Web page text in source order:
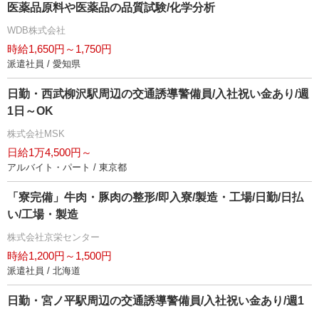
医薬品原料や医薬品の品質試験/化学分析
WDB株式会社
時給1,650円～1,750円
派遣社員 / 愛知県
日勤・西武柳沢駅周辺の交通誘導警備員/入社祝い金あり/週
1日～OK
株式会社MSK
日給1万4,500円～
アルバイト・パート / 東京都
「寮完備」牛肉・豚肉の整形/即入寮/製造・工場/日勤/日払
い/工場・製造
株式会社京栄センター
時給1,200円～1,500円
派遣社員 / 北海道
日勤・宮ノ平駅周辺の交通誘導警備員/入社祝い金あり/週1